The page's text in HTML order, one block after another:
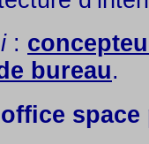
:
bureau.
office